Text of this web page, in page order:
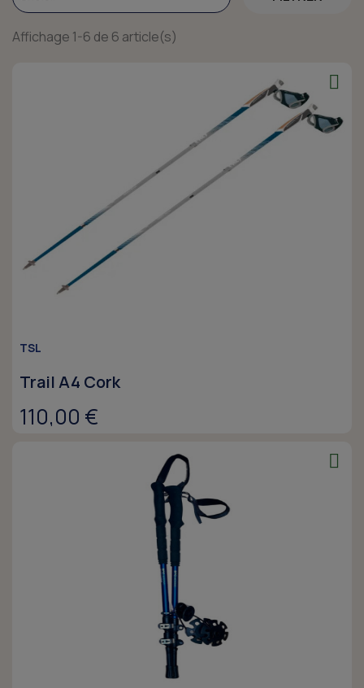
Affichage 1-6 de 6 article(s)
TSL
Trail A4 Cork
110,00 €